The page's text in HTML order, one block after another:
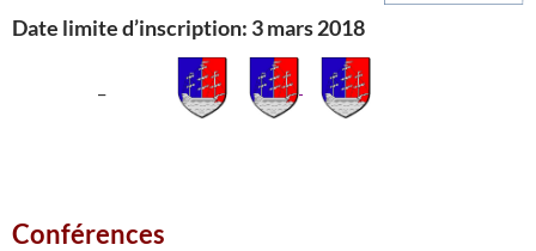
Date limite d’inscription: 3 mars 2018
Conférences